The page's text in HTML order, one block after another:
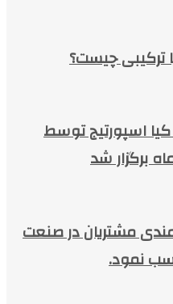
چیست؟
اسپورتیج توسط
برگزار شد
مشتریان در صنعت
نمود.